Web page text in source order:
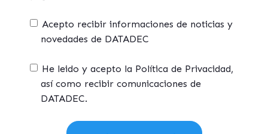
Acepto recibir informaciones de noticias y
novedades de DATADEC
He leido y acepto la Política de Privacidad,
así como recibir comunicaciones de
DATADEC.